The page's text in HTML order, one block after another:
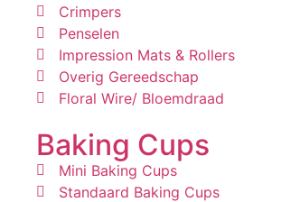
Crimpers
Penselen
Impression Mats & Rollers
Overig Gereedschap
Floral Wire/ Bloemdraad
Baking Cups
Mini Baking Cups
Standaard Baking Cups